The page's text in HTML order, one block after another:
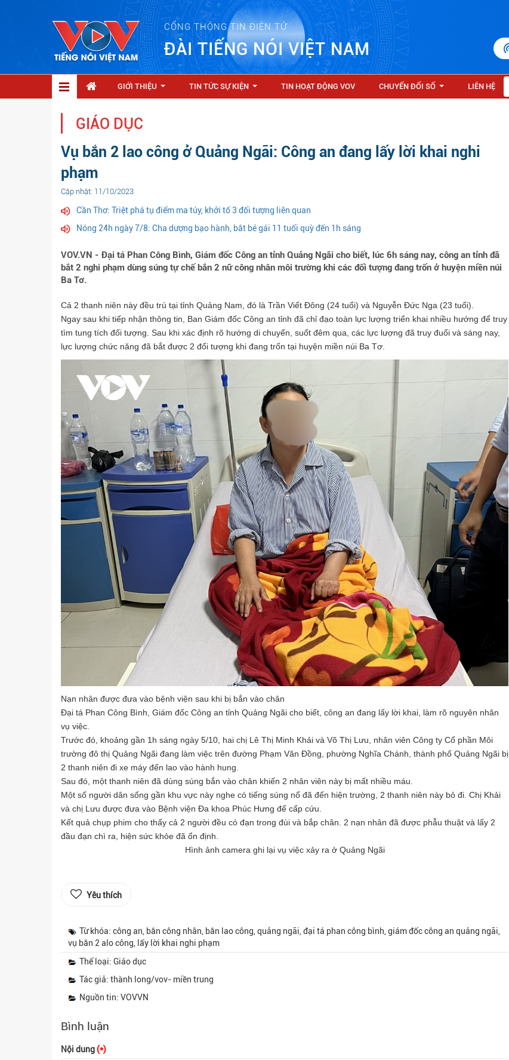
CỔNG THÔNG TIN ĐIỆN TỬ
ĐÀI TIẾNG NÓI VIỆT NAM
GIỚI THIỆU TIN TỨC SỰ KIỆN TIN HOẠT ĐỘNG VOV CHUYỂN ĐỔI SỐ LIÊN HỆ
GIÁO DỤC
Vụ bắn 2 lao công ở Quảng Ngãi: Công an đang lấy lời khai nghi
phạm
Cập nhật: 11/10/2023
Cần Thơ: Triệt phá tụ điểm ma túy, khởi tố 3 đối tượng liên quan
Nóng 24h ngày 7/8: Cha dượng bạo hành, bắt bé gái 11 tuổi quỳ đến 1h sáng
VOV.VN - Đại tá Phan Công Bình, Giám đốc Công an tỉnh Quảng Ngãi cho biết, lúc 6h sáng nay, công an tỉnh đã
bắt 2 nghi phạm dùng súng tự chế bắn 2 nữ công nhân môi trường khi các đối tượng đang trốn ở huyện miền núi
Ba Tơ.
Cả 2 thanh niên này đều trú tại tỉnh Quảng Nam, đó là Trần Viết Đông (24 tuổi) và Nguyễn Đức Nga (23 tuổi).
Ngay sau khi tiếp nhận thông tin, Ban Giám đốc Công an tỉnh đã chỉ đạo toàn lực lượng triển khai nhiều hướng để truy
tìm tung tích đối tượng. Sau khi xác định rõ hướng di chuyển, suốt đêm qua, các lực lượng đã truy đuổi và sáng nay,
lực lượng chức năng đã bắt được 2 đối tượng khi đang trốn tại huyện miền núi Ba Tơ.
Nạn nhân được đưa vào bệnh viện sau khi bị bắn vào chân
Đại tá Phan Công Bình, Giám đốc Công an tỉnh Quảng Ngãi cho biết, công an đang lấy lời khai, làm rõ nguyên nhân
vụ việc.
Trước đó, khoảng gần 1h sáng ngày 5/10, hai chị Lê Thị Minh Khải và Võ Thị Lưu, nhân viên Công ty Cổ phần Môi
trường đô thị Quảng Ngãi đang làm việc trên đường Phạm Văn Đồng, phường Nghĩa Chánh, thành phố Quảng Ngãi bị
2 thanh niên đi xe máy đến lao vào hành hung.
Sau đó, một thanh niên đã dùng súng bắn vào chân khiến 2 nhân viên này bị mất nhiều máu.
Một số người dân sống gần khu vực này nghe có tiếng súng nổ đã đến hiện trường, 2 thanh niên này bỏ đi. Chị Khải
và chị Lưu được đưa vào Bệnh viện Đa khoa Phúc Hưng để cấp cứu.
Kết quả chụp phim cho thấy cả 2 người đều có đạn trong đùi và bắp chân. 2 nạn nhân đã được phẫu thuật và lấy 2
đầu đạn chì ra, hiện sức khỏe đã ổn định.
Hình ảnh camera ghi lại vụ việc xảy ra ở Quảng Ngãi
Yêu thích
Từ khóa: công an, bắn công nhân, bắn lao công, quảng ngãi, đại tá phan công bình, giám đốc công an quảng ngãi,
vụ bắn 2 alo công, lấy lời khai nghi phạm
Thể loại: Giáo dục
Tác giả: thành long/vov- miền trung
Nguồn tin: VOVVN
Bình luận
Nội dung (*)